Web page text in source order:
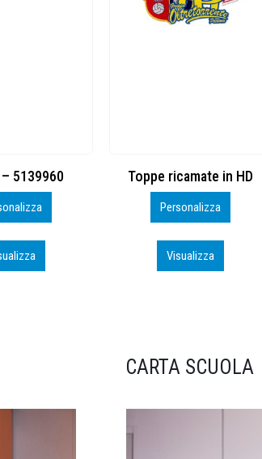
in HD KIT CAMP 100 2026_perso
Personalizza
Visualizza
CARTA SCUOLA